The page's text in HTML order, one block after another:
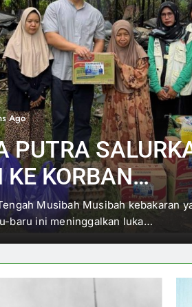
Ago
PUTRA
KORBAN
DORONG
BANTUAN
Musibah Musibah kebakaran
baru ini meninggalkan luka…